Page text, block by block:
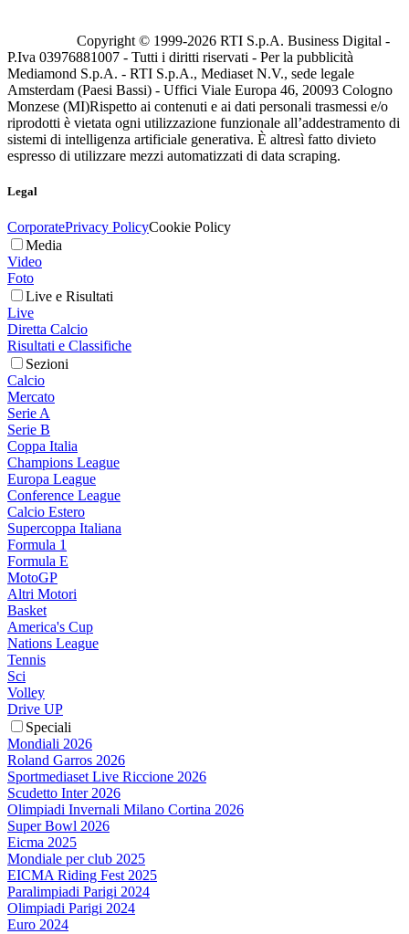
Copyright © 1999-2026 RTI S.p.A. Business Digital -
P.Iva 03976881007 - Tutti i diritti riservati - Per la pubblicità
Mediamond S.p.A. - RTI S.p.A., Mediaset N.V., sede legale
Amsterdam (Paesi Bassi) - Uffici Viale Europa 46, 20093 Cologno
Monzese (MI)Rispetto ai contenuti e ai dati personali trasmessi e/o
riprodotti è vietata ogni utilizzazione funzionale all’addestramento di
sistemi di intelligenza artificiale generativa. È altresì fatto divieto
espresso di utilizzare mezzi automatizzati di data scraping.
Legal
CorporatePrivacy PolicyCookie Policy
Media
Video
Foto
Live e Risultati
Live
Diretta Calcio
Risultati e Classifiche
Sezioni
Calcio
Mercato
Serie A
Serie B
Coppa Italia
Champions League
Europa League
Conference League
Calcio Estero
Supercoppa Italiana
Formula 1
Formula E
MotoGP
Altri Motori
Basket
America's Cup
Nations League
Tennis
Sci
Volley
Drive UP
Speciali
Mondiali 2026
Roland Garros 2026
Sportmediaset Live Riccione 2026
Scudetto Inter 2026
Olimpiadi Invernali Milano Cortina 2026
Super Bowl 2026
Eicma 2025
Mondiale per club 2025
EICMA Riding Fest 2025
Paralimpiadi Parigi 2024
Olimpiadi Parigi 2024
Euro 2024